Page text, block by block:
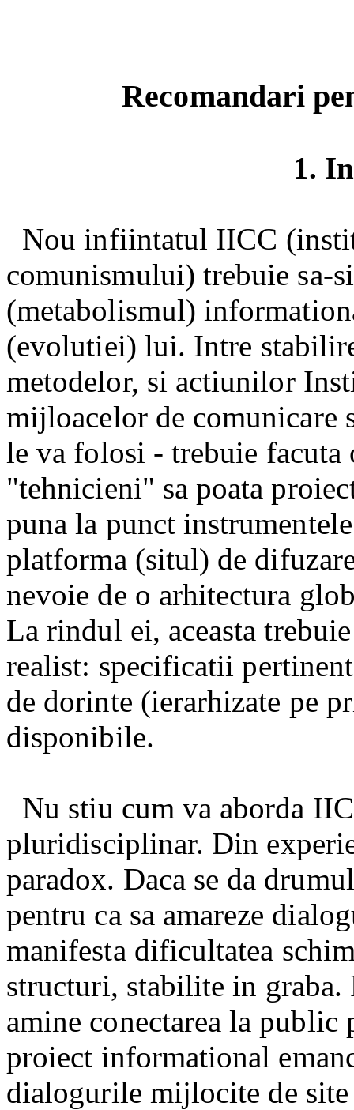
Recomandari
1.
Nou infiintatul IICC
comunismului) trebuie sa-
(metabolismul)
(evolutiei) lui. Intre
metodelor, si actiunilor
mijloacelor de comunicare
le va folosi - trebuie facuta
"tehnicieni" sa poata
puna la punct
platforma (situl) de
nevoie de o arhitectura
La rindul ei, aceasta
realist: specificatii
de dorinte (ierarhizate pe
disponibile.
Nu stiu cum va aborda
pluridisciplinar. Din
paradox. Daca se da
pentru ca sa amareze
manifesta dificultatea
structuri, stabilite in graba.
amine conectarea la
proiect informational
dialogurile mijlocite de